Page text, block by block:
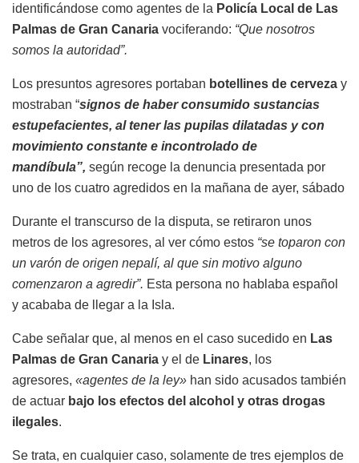
identificándose como agentes de la Policía Local de Las
Palmas de Gran Canaria vociferando: “Que nosotros
somos la autoridad”.
Los presuntos agresores portaban botellines de cerveza y
mostraban “signos de haber consumido sustancias
estupefacientes, al tener las pupilas dilatadas y con
movimiento constante e incontrolado de
mandíbula”, según recoge la denuncia presentada por
uno de los cuatro agredidos en la mañana de ayer, sábado
Durante el transcurso de la disputa, se retiraron unos
metros de los agresores, al ver cómo estos “se toparon con
un varón de origen nepalí, al que sin motivo alguno
comenzaron a agredir”. Esta persona no hablaba español
y acababa de llegar a la Isla.
Cabe señalar que, al menos en el caso sucedido en Las
Palmas de Gran Canaria y el de Linares, los
agresores, «agentes de la ley» han sido acusados también
de actuar bajo los efectos del alcohol y otras drogas
ilegales.
Se trata, en cualquier caso, solamente de tres ejemplos de